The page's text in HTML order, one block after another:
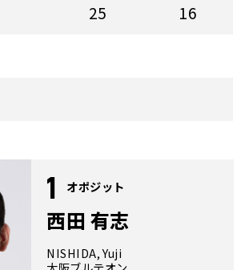
25
16
1 オポジット
西田 有志
NISHIDA, Yuji